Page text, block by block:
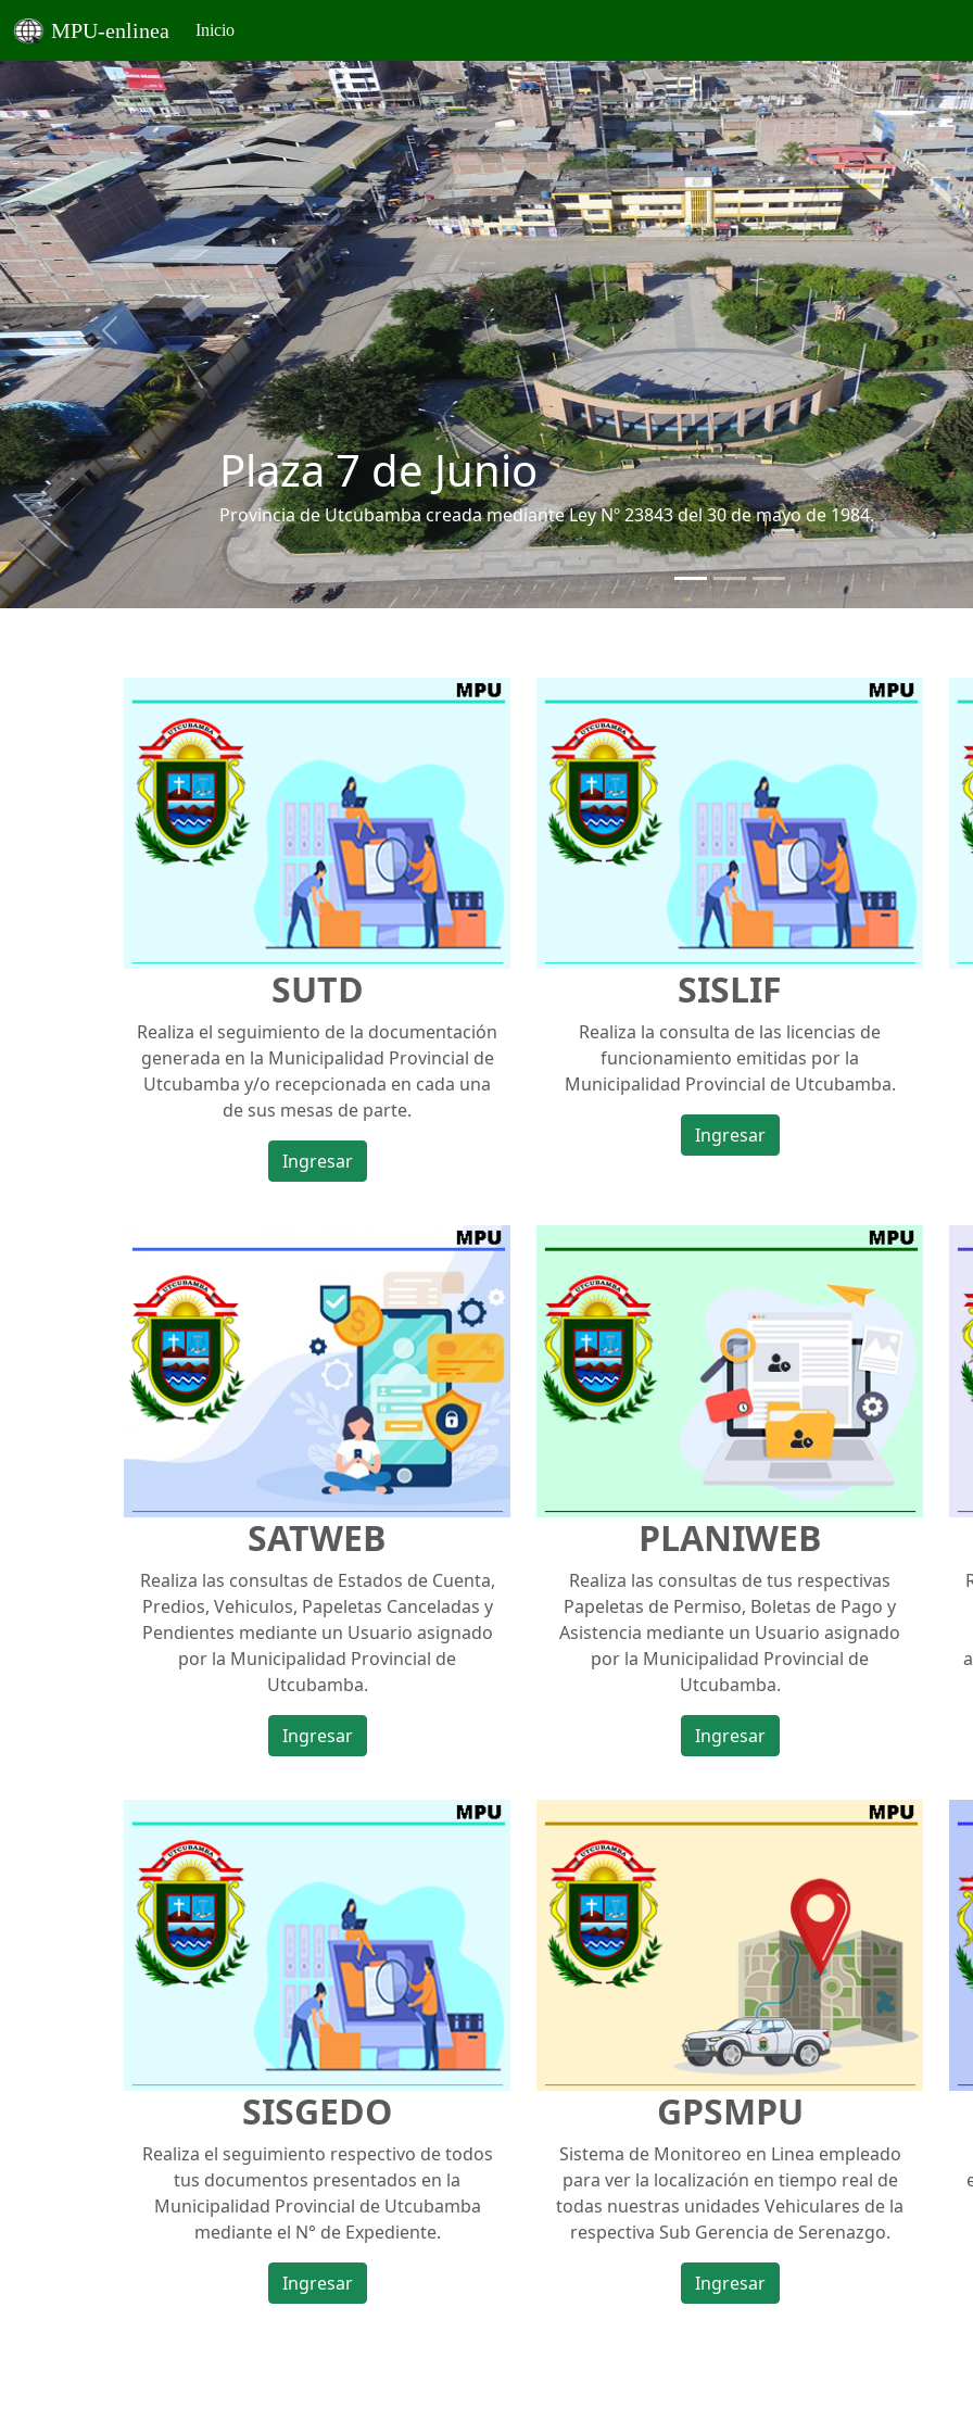
MPU-enlinea Inicio
30 de mayo de 1984.
Previous
SUTD
Realiza el seguimiento de la documentación
generada en la Municipalidad Provincial de
Utcubamba y/o recepcionada en cada una
de sus mesas de parte.
Ingresar
SISLIF
Realiza la consulta de las licencias de
funcionamiento emitidas por la
Municipalidad Provincial de Utcubamba.
Ingresar
SATWEB
Realiza las consultas de Estados de Cuenta,
Predios, Vehiculos, Papeletas Canceladas y
Pendientes mediante un Usuario asignado
por la Municipalidad Provincial de
Utcubamba.
Ingresar
PLANIWEB
Realiza las consultas de tus respectivas
Papeletas de Permiso, Boletas de Pago y
Asistencia mediante un Usuario asignado
por la Municipalidad Provincial de
Utcubamba.
Ingresar
SISGEDO
Realiza el seguimiento respectivo de todos
tus documentos presentados en la
Municipalidad Provincial de Utcubamba
mediante el N° de Expediente.
Ingresar
GPSMPU
Sistema de Monitoreo en Linea empleado
para ver la localización en tiempo real de
todas nuestras unidades Vehiculares de la
respectiva Sub Gerencia de Serenazgo.
Ingresar